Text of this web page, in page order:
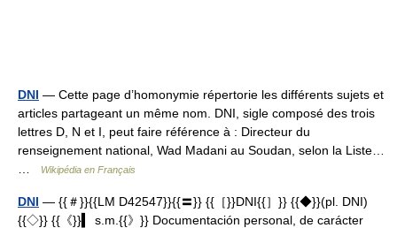
DNI — Cette page d’homonymie répertorie les différents sujets et
articles partageant un même nom. DNI, sigle composé des trois
lettres D, N et I, peut faire référence à : Directeur du
renseignement national, Wad Madani au Soudan, selon la Liste…
Wikipédia en Français
DNI — {{＃}}{{LM D42547}}{{〓}} {{［}}DNI{{］}} {{◆}}(pl. DNI)
{{◇}} {{《}}▍ s.m.{{》}} Documentación personal, de carácter